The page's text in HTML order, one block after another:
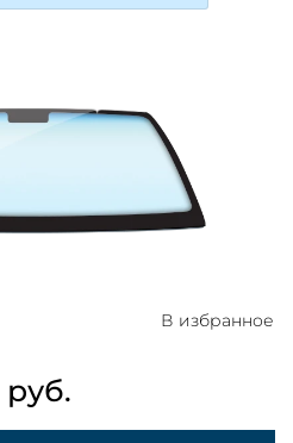
В избранное
руб.